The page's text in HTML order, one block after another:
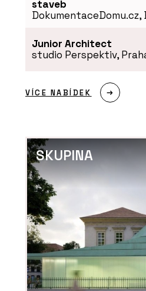
staveb
DokumentaceDomu.cz,
Junior Architect
studio Perspektiv,
VÍCE NABÍDEK
SKUPINA